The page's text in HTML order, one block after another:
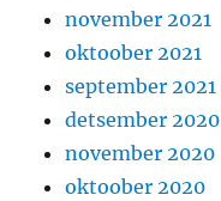
november 2021
oktoober 2021
september 2021
detsember 2020
november 2020
oktoober 2020